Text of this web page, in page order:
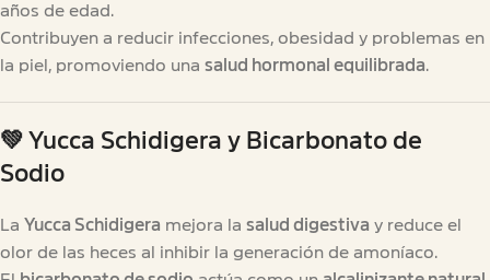
años de edad.
Contribuyen a reducir infecciones, obesidad y problemas en
la piel, promoviendo una salud hormonal equilibrada.
💚 Yucca Schidigera y Bicarbonato de
Sodio
La Yucca Schidigera mejora la salud digestiva y reduce el
olor de las heces al inhibir la generación de amoníaco.